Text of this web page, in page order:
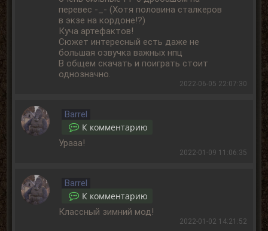
перевес -_- (Хотя половина сталкеров
в экзе на кордоне!?)
Куча артефактов!
Сюжет интересный есть даже не
большая озвучка важных нпц
В общем скачать и поиграть стоит
однозначно.
2022-06-05 22:07:30
Barrel
К комментарию
Урааа!
2022-01-09 11:06:35
Barrel
К комментарию
Классный зимний мод!
2022-01-02 14:21:52